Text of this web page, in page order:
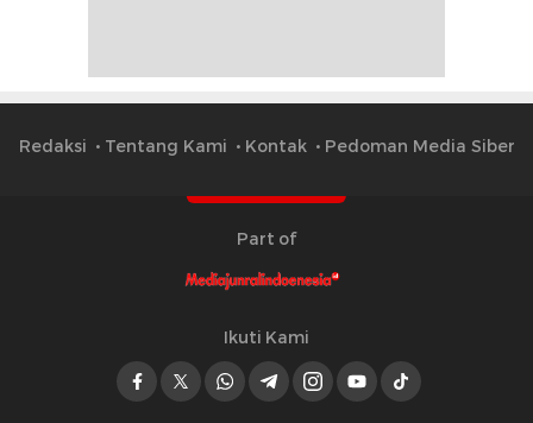
Redaksi Tentang Kami Kontak Pedoman Media Siber
Part of
Ikuti Kami